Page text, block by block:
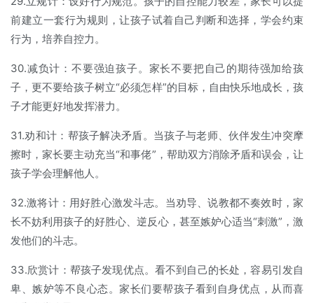
前建立一套行为规则，让孩子试着自己判断和选择，学会约束
行为，培养自控力。
30.减负计：不要强迫孩子。家长不要把自己的期待强加给孩
子，更不要给孩子树立“必须怎样”的目标，自由快乐地成长，孩
子才能更好地发挥潜力。
31.劝和计：帮孩子解决矛盾。当孩子与老师、伙伴发生冲突摩
擦时，家长要主动充当“和事佬”，帮助双方消除矛盾和误会，让
孩子学会理解他人。
32.激将计：用好胜心激发斗志。当劝导、说教都不奏效时，家
长不妨利用孩子的好胜心、逆反心，甚至嫉妒心适当“刺激”，激
发他们的斗志。
33.欣赏计：帮孩子发现优点。看不到自己的长处，容易引发自
卑、嫉妒等不良心态。家长们要帮孩子看到自身优点，从而喜